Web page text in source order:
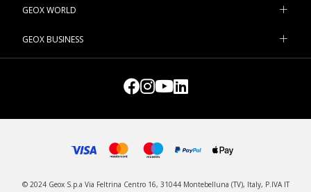
GEOX WORLD
GEOX BUSINESS
© 2024 Geox S.p.a Via Feltrina Centro 16, 31044 Montebelluna (TV), Italy, P.IVA IT